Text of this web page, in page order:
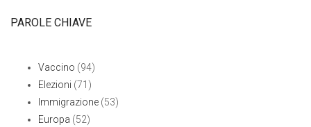
PAROLE CHIAVE
Vaccino (94)
Elezioni (71)
Immigrazione (53)
Europa (52)